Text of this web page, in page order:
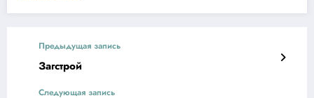
Предыдущая запись
Загстрой
Следующая запись